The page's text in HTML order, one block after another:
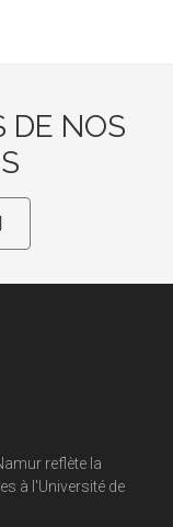
DE NOS
reflète la
à l'Université de